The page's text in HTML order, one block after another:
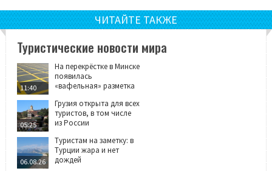
ЧИТАЙТЕ ТАКЖЕ
Туристические новости мира
11:40
На перекрёстке в Минске
появилась
«вафельная» разметка
05:25
Грузия открыта для всех
туристов, в том числе
из России
06.08.26
Туристам на заметку: в
Турции жара и нет
дождей